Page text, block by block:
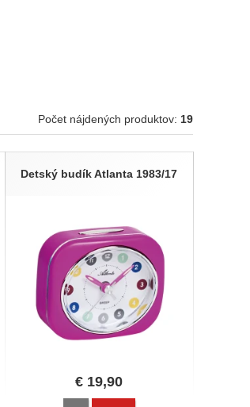
Počet nájdených produktov: 19
Detský budík Atlanta 1983/17
€ 19,90